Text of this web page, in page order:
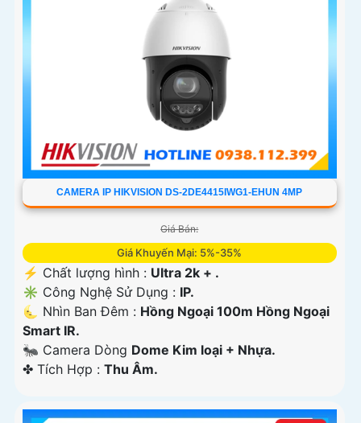
CAMERA IP HIKVISION DS-2DE4415IWG1-EHUN 4MP
Giá Bán:
Giá Khuyến Mại: 5%-35%
️⚡ Chất lượng hình : Ultra 2k + .
✳️ Công Nghệ Sử Dụng : IP.
🌜 Nhìn Ban Đêm : Hồng Ngoại 100m Hồng Ngoại
Smart IR.
🐜 Camera Dòng Dome Kim loại + Nhựa.
️✤ Tích Hợp : Thu Âm.